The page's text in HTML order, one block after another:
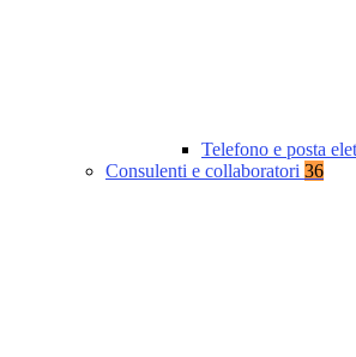
Telefono e posta
Consulenti e collaboratori 36